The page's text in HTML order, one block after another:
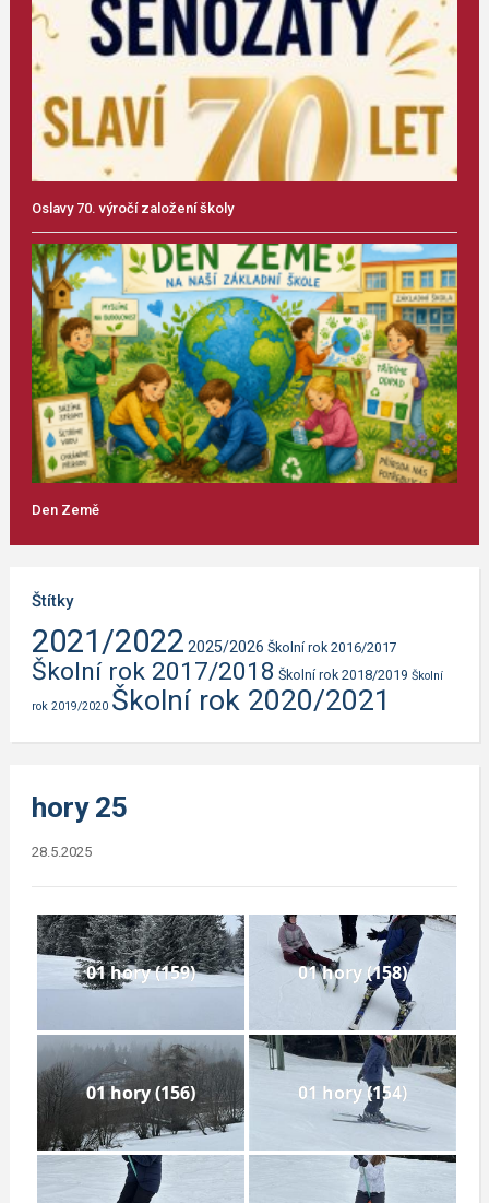
Oslavy 70. výročí založení školy
Den Země
Štítky
2021/2022 2025/2026 Školní rok 2016/2017
Školní rok 2017/2018 Školní rok 2018/2019 Školní
rok 2019/2020 Školní rok 2020/2021
hory 25
28.5.2025
01 hory (159) 01 hory (158)
01 hory (156) 01 hory (154)